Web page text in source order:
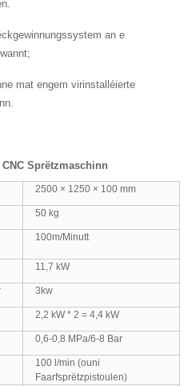
an e
mat engem virinstalléierte
Sprëtzmaschinn
2500 × 1250 × 100 mm
50 kg
100m/Minutt
11,7 kW
3kw
2,2 kW * 2 = 4,4 kW
0,6-0,8 MPa/6-8 Bar
100 l/min (ouni
Faarfsprëtzpistoulen)